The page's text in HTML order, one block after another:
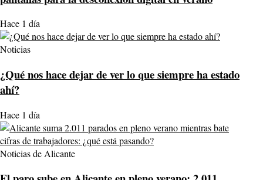
Hace 1 día
Noticias
¿Qué nos hace dejar de ver lo que siempre ha estado
ahí?
Hace 1 día
Noticias de Alicante